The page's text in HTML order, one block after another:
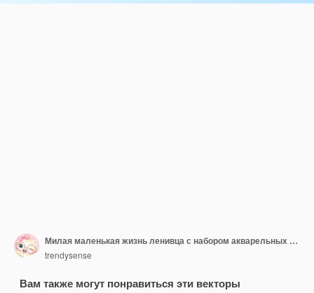
Милая маленькая жизнь ленивца с набором акварельных иллюстраций
trendysense
Вам также могут понравиться эти векторы